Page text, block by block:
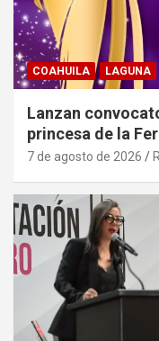
COAHUILA LAGUNA
Lanzan
princesa de la
7 de agosto de 2026